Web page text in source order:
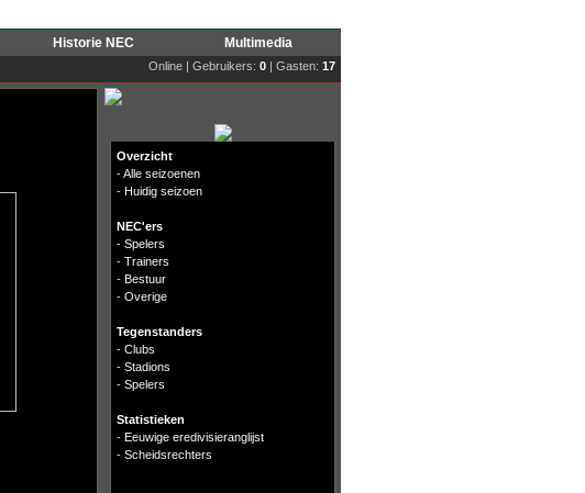
Historie NEC Multimedia
Online | Gebruikers: 0 | Gasten: 17
Overzicht
-Alle seizoenen
- Huidig seizoen
NEC'ers
- Spelers
- Trainers
- Bestuur
- Overige
Tegenstanders
- Clubs
- Stadions
- Spelers
Statistieken
- Eeuwige eredivisieranglijst
- Scheidsrechters